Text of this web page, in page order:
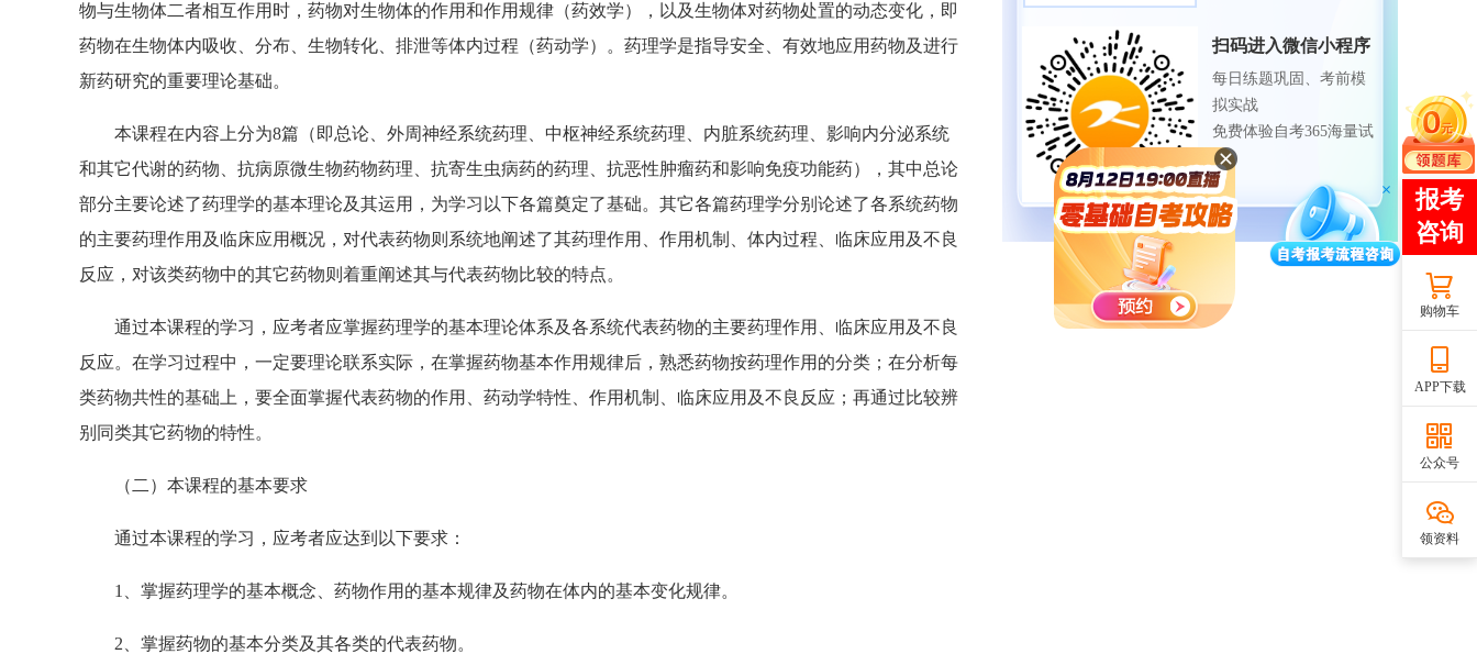
物与生物体二者相互作用时，药物对生物体的作用和作用规律（药效学），以及生物体对药物处置的动态变化，即
药物在生物体内吸收、分布、生物转化、排泄等体内过程（药动学）。药理学是指导安全、有效地应用药物及进行
新药研究的重要理论基础。
本课程在内容上分为8篇（即总论、外周神经系统药理、中枢神经系统药理、内脏系统药理、影响内分泌系统
和其它代谢的药物、抗病原微生物药物药理、抗寄生虫病药的药理、抗恶性肿瘤药和影响免疫功能药），其中总论
部分主要论述了药理学的基本理论及其运用，为学习以下各篇奠定了基础。其它各篇药理学分别论述了各系统药物
的主要药理作用及临床应用概况，对代表药物则系统地阐述了其药理作用、作用机制、体内过程、临床应用及不良
反应，对该类药物中的其它药物则着重阐述其与代表药物比较的特点。
通过本课程的学习，应考者应掌握药理学的基本理论体系及各系统代表药物的主要药理作用、临床应用及不良
反应。在学习过程中，一定要理论联系实际，在掌握药物基本作用规律后，熟悉药物按药理作用的分类；在分析每
类药物共性的基础上，要全面掌握代表药物的作用、药动学特性、作用机制、临床应用及不良反应；再通过比较辨
别同类其它药物的特性。
（二）本课程的基本要求
通过本课程的学习，应考者应达到以下要求：
1、掌握药理学的基本概念、药物作用的基本规律及药物在体内的基本变化规律。
2、掌握药物的基本分类及其各类的代表药物。
扫码进入微信小程序
每日练题巩固、考前模
拟实战
免费体验自考365海量试
题
购物车
APP下载
公众号
领资料